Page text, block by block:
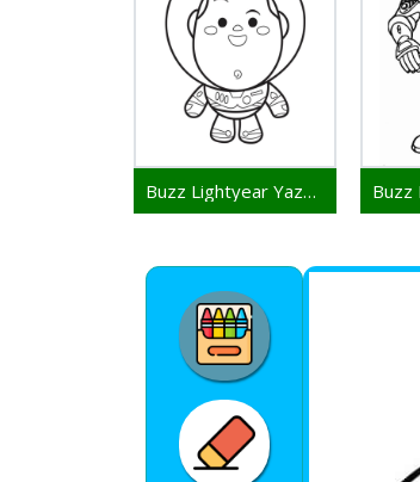
Buzz Lightyear Yazdırılabilir Görsel